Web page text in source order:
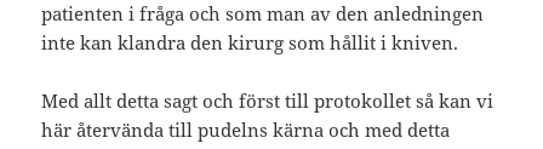
patienten i fråga och som man av den anledningen
inte kan klandra den kirurg som hållit i kniven.
Med allt detta sagt och först till protokollet så kan vi
här återvända till pudelns kärna och med detta